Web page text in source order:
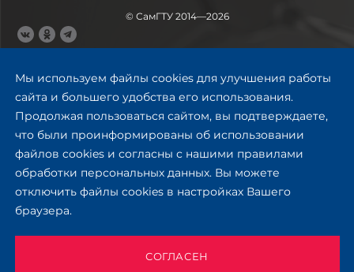
Мы используем файлы cookies для улучшения работы
сайта и большего удобства его использования.
Продолжая пользоваться сайтом, вы подтверждаете,
что были проинформированы об использовании
файлов cookies и согласны с нашими правилами
обработки персональных данных. Вы можете
отключить файлы cookies в настройках Вашего
браузера.
СОГЛАСЕН
© СамГТУ 2014—2026
443100, Самара
Ул. Молодогвардейская, 244,
главный корпус
8 (846) 278-43-11
rector@samgtu.ru
Приемная комиссия
Приёмная комиссия
Заочное обучение